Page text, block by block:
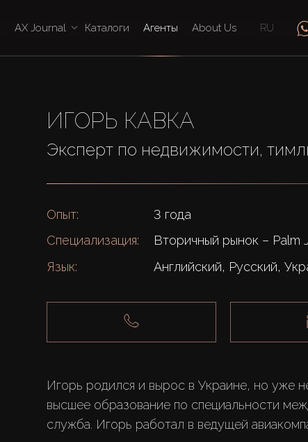
AX Journal Каталоги Агенты About Us RU
ИГОРЬ КАВКА
Эксперт по недвижимости,
Опыт:
3 года
Специализация:
Вторичный рынок – Palm
Язык:
Английский, Русский,
Игорь родился и вырос в Украине, но уже
высшее образование по специальности